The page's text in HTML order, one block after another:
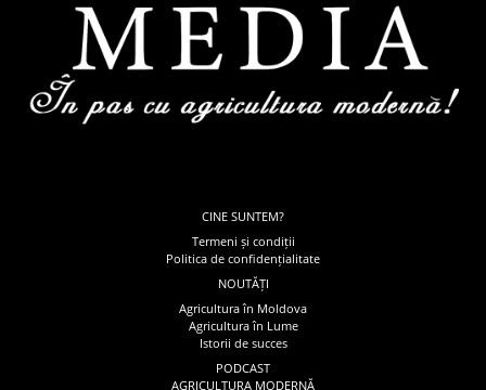
CINE SUNTEM?
Termeni și condiții
Politica de confidențialitate
NOUTĂȚI
Agricultura în Moldova
Agricultura în Lume
Istorii de succes
PODCAST
AGRICULTURA MODERNĂ